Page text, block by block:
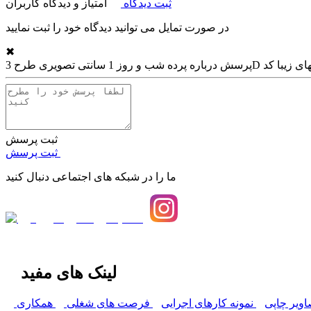
ثبت دیدگاه امتیاز و دیدگاه کاربران
در صورت تمایل می توانید دیدگاه خود را ثبت نمایید
✖
پرسش درباره
ثبت پرسش
ما را در شبکه های اجتماعی دنبال کنید
لینک های مفید
چاپی نمونه کارهای اجرایی فرصت های شغلی همکاری